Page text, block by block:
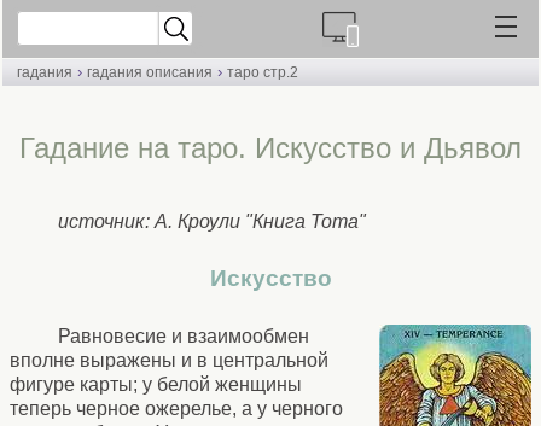
гадания › гадания описания › таро стр.2
Гадание на таро. Искусство и Дьявол
источник: А. Кроули "Книга Тота"
Искусство
Равновесие и взаимообмен
вполне выражены и в центральной
фигуре карты; у белой женщины
теперь черное ожерелье, а у черного